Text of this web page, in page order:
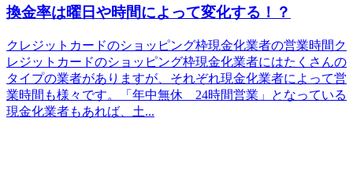
換金率は曜日や時間によって変化する！？
クレジットカードのショッピング枠現金化業者の営業時間ク
レジットカードのショッピング枠現金化業者にはたくさんの
タイプの業者がありますが、それぞれ現金化業者によって営
業時間も様々です。「年中無休 24時間営業」となっている
現金化業者もあれば、土...